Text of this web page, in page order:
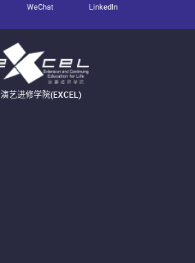
WeChat LinkedIn
演艺进修学院(EXCEL)